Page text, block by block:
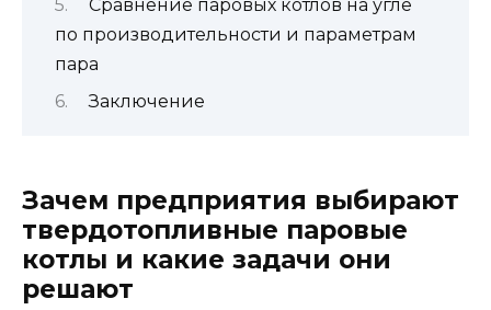
Сравнение паровых котлов на угле
по производительности и параметрам
пара
Заключение
Зачем предприятия выбирают
твердотопливные паровые
котлы и какие задачи они
решают